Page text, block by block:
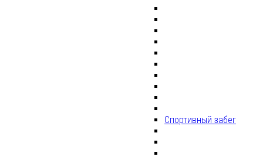
Спортивный забег